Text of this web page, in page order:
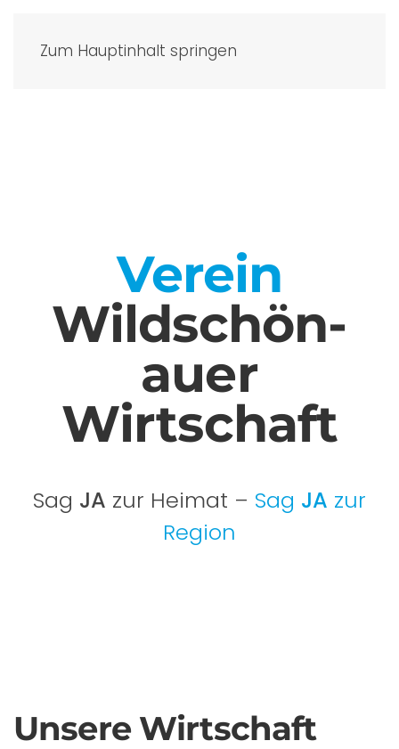
Zum Hauptinhalt springen
Verein
Wild­schön­
auer
Wirt­schaft
Sag JA zur Heimat – Sag JA zur
Region
Unsere Wirtschaft